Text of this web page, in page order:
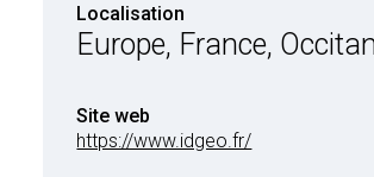
Localisation
Europe, France,
Site web
https://www.idgeo.fr/